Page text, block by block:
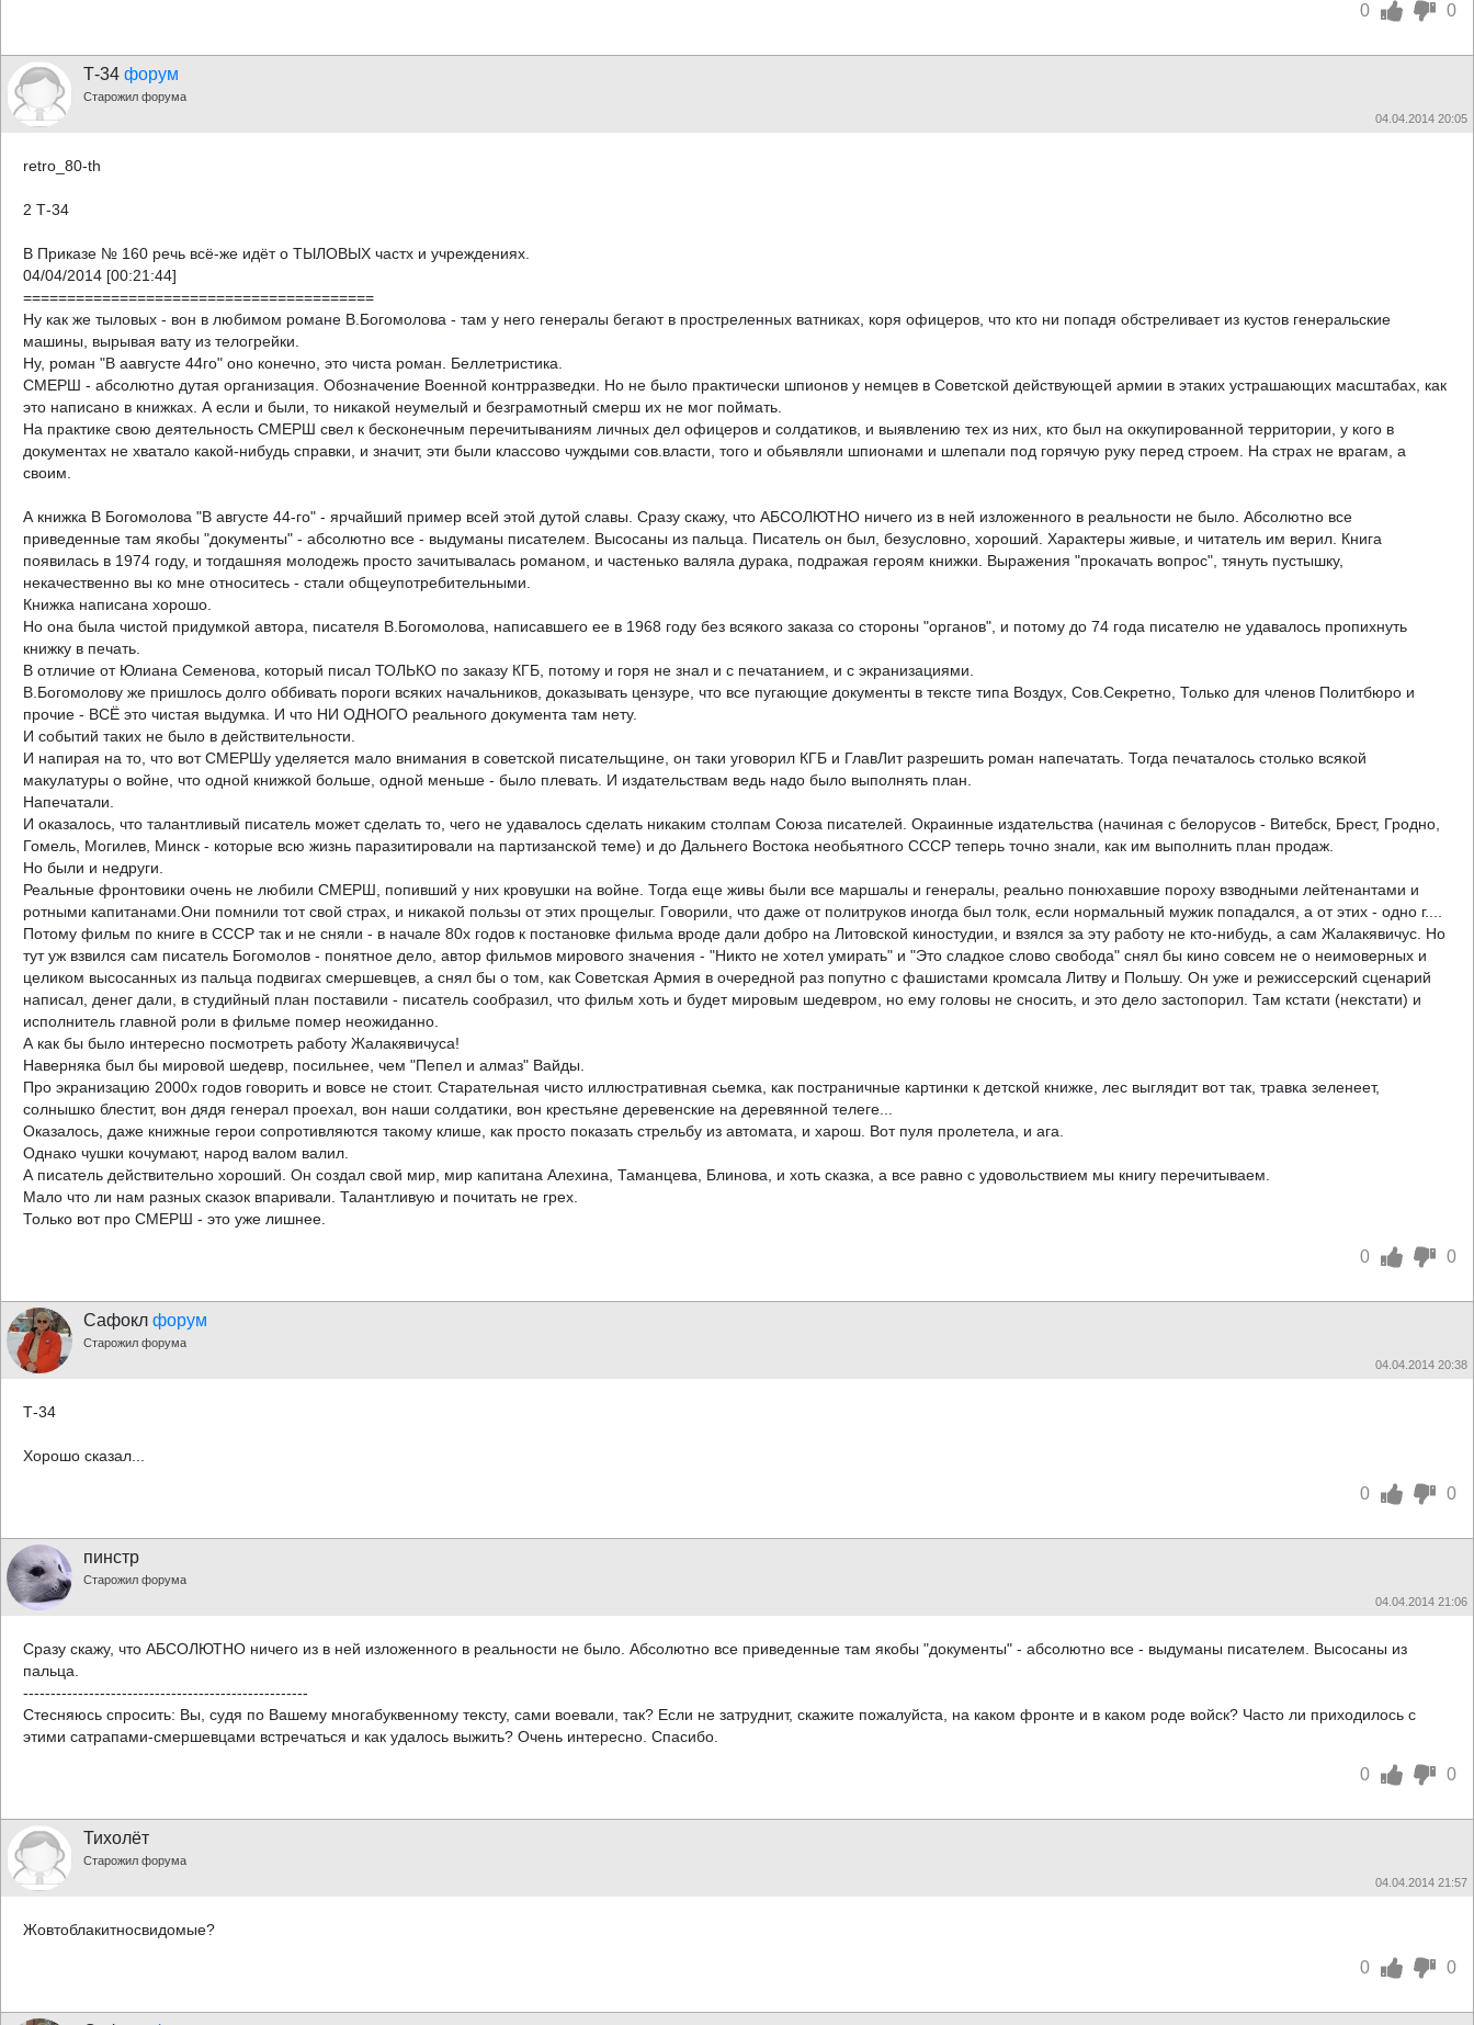
0 0
Т-34 форум
Старожил форума
04.04.2014 20:05
retro_80-th
2 Т-34
В Приказе № 160 речь всё-же идёт о ТЫЛОВЫХ частх и учреждениях.
04/04/2014 [00:21:44]
========================================
Ну как же тыловых - вон в любимом романе В.Богомолова - там у него генералы бегают в простреленных ватниках, коря офицеров, что кто ни попадя обстреливает из кустов генеральские
машины, вырывая вату из телогрейки.
Ну, роман "В аавгусте 44го" оно конечно, это чиста роман. Беллетристика.
СМЕРШ - абсолютно дутая организация. Обозначение Военной контрразведки. Но не было практически шпионов у немцев в Советской действующей армии в этаких устрашающих масштабах, как
это написано в книжках. А если и были, то никакой неумелый и безграмотный смерш их не мог поймать.
На практике свою деятельность СМЕРШ свел к бесконечным перечитываниям личных дел офицеров и солдатиков, и выявлению тех из них, кто был на оккупированной территории, у кого в
документах не хватало какой-нибудь справки, и значит, эти были классово чуждыми сов.власти, того и обьявляли шпионами и шлепали под горячую руку перед строем. На страх не врагам, а
своим.
А книжка В Богомолова "В августе 44-го" - ярчайший пример всей этой дутой славы. Сразу скажу, что АБСОЛЮТНО ничего из в ней изложенного в реальности не было. Абсолютно все
приведенные там якобы "документы" - абсолютно все - выдуманы писателем. Высосаны из пальца. Писатель он был, безусловно, хороший. Характеры живые, и читатель им верил. Книга
появилась в 1974 году, и тогдашняя молодежь просто зачитывалась романом, и частенько валяла дурака, подражая героям книжки. Выражения "прокачать вопрос", тянуть пустышку,
некачественно вы ко мне относитесь - стали общеупотребительными.
Книжка написана хорошо.
Но она была чистой придумкой автора, писателя В.Богомолова, написавшего ее в 1968 году без всякого заказа со стороны "органов", и потому до 74 года писателю не удавалось пропихнуть
книжку в печать.
В отличие от Юлиана Семенова, который писал ТОЛЬКО по заказу КГБ, потому и горя не знал и с печатанием, и с экранизациями.
В.Богомолову же пришлось долго оббивать пороги всяких начальников, доказывать цензуре, что все пугающие документы в тексте типа Воздух, Сов.Секретно, Только для членов Политбюро и
прочие - ВСЁ это чистая выдумка. И что НИ ОДНОГО реального документа там нету.
И событий таких не было в действительности.
И напирая на то, что вот СМЕРШу уделяется мало внимания в советской писательщине, он таки уговорил КГБ и ГлавЛит разрешить роман напечатать. Тогда печаталось столько всякой
макулатуры о войне, что одной книжкой больше, одной меньше - было плевать. И издательствам ведь надо было выполнять план.
Напечатали.
И оказалось, что талантливый писатель может сделать то, чего не удавалось сделать никаким столпам Союза писателей. Окраинные издательства (начиная с белорусов - Витебск, Брест, Гродно,
Гомель, Могилев, Минск - которые всю жизнь паразитировали на партизанской теме) и до Дальнего Востока необьятного СССР теперь точно знали, как им выполнить план продаж.
Но были и недруги.
Реальные фронтовики очень не любили СМЕРШ, попивший у них кровушки на войне. Тогда еще живы были все маршалы и генералы, реально понюхавшие пороху взводными лейтенантами и
ротными капитанами.Они помнили тот свой страх, и никакой пользы от этих прощелыг. Говорили, что даже от политруков иногда был толк, если нормальный мужик попадался, а от этих - одно г....
Потому фильм по книге в СССР так и не сняли - в начале 80х годов к постановке фильма вроде дали добро на Литовской киностудии, и взялся за эту работу не кто-нибудь, а сам Жалакявичус. Но
тут уж взвился сам писатель Богомолов - понятное дело, автор фильмов мирового значения - "Никто не хотел умирать" и "Это сладкое слово свобода" снял бы кино совсем не о неимоверных и
целиком высосанных из пальца подвигах смершевцев, а снял бы о том, как Советская Армия в очередной раз попутно с фашистами кромсала Литву и Польшу. Он уже и режиссерский сценарий
написал, денег дали, в студийный план поставили - писатель сообразил, что фильм хоть и будет мировым шедевром, но ему головы не сносить, и это дело застопорил. Там кстати (некстати) и
исполнитель главной роли в фильме помер неожиданно.
А как бы было интересно посмотреть работу Жалакявичуса!
Наверняка был бы мировой шедевр, посильнее, чем "Пепел и алмаз" Вайды.
Про экранизацию 2000х годов говорить и вовсе не стоит. Старательная чисто иллюстративная сьемка, как постраничные картинки к детской книжке, лес выглядит вот так, травка зеленеет,
солнышко блестит, вон дядя генерал проехал, вон наши солдатики, вон крестьяне деревенские на деревянной телеге...
Оказалось, даже книжные герои сопротивляются такому клише, как просто показать стрельбу из автомата, и харош. Вот пуля пролетела, и ага.
Однако чушки кочумают, народ валом валил.
А писатель действительно хороший. Он создал свой мир, мир капитана Алехина, Таманцева, Блинова, и хоть сказка, а все равно с удовольствием мы книгу перечитываем.
Мало что ли нам разных сказок впаривали. Талантливую и почитать не грех.
Только вот про СМЕРШ - это уже лишнее.
0 0
Сафокл форум
Старожил форума
04.04.2014 20:38
Т-34
Хорошо сказал...
0 0
пинстр
Старожил форума
04.04.2014 21:06
Сразу скажу, что АБСОЛЮТНО ничего из в ней изложенного в реальности не было. Абсолютно все приведенные там якобы "документы" - абсолютно все - выдуманы писателем. Высосаны из
пальца.
----------------------------------------------------
Стесняюсь спросить: Вы, судя по Вашему многабуквенному тексту, сами воевали, так? Если не затруднит, скажите пожалуйста, на каком фронте и в каком роде войск? Часто ли приходилось с
этими сатрапами-смершевцами встречаться и как удалось выжить? Очень интересно. Спасибо.
0 0
Тихолёт
Старожил форума
04.04.2014 21:57
Жовтоблакитносвидомые?
0 0